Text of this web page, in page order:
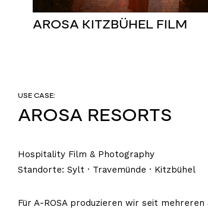
AROSA KITZBÜHEL FILM
USE CASE:
AROSA RESORTS
Hospitality Film & Photography
Standorte: Sylt · Travemünde · Kitzbühel
Für A-ROSA produzieren wir seit